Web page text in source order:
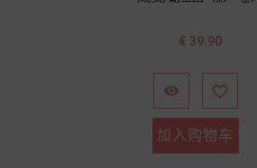
价
€ 39.90
 
加入购物车